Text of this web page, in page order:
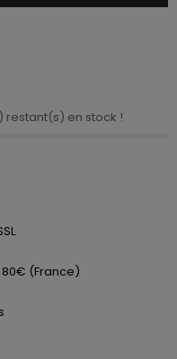
restant(s) en stock !
80€ (France)